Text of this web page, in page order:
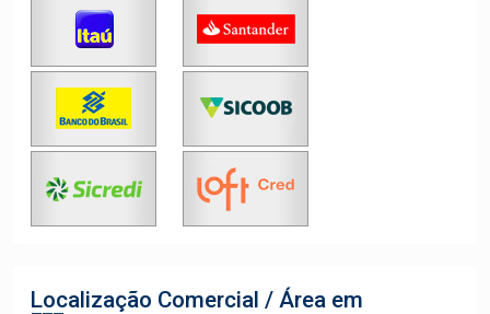
Localização Comercial / Área em